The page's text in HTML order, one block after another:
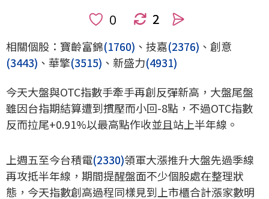
2
相關個股：寶齡富錦(1760) 、技嘉(2376) 、創意
(3443) 、華擎(3515) 、新盛力(4931)
今天大盤與OTC指數手牽手再創反彈新高，大盤尾盤
雖因台指期結算遭到摜壓而小回-8點，不過OTC指數
反而拉尾+0.91%以最高點作收並且站上半年線。
上週五至今台積電(2330)領軍大漲推升大盤先過季線
再攻抵半年線，期間提醒盤面不少個股處在整理狀
態，今天指數創高過程同樣見到上市櫃合計漲家數明